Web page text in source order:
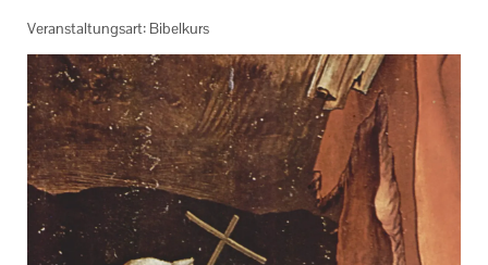
Veranstaltungsart: Bibelkurs
Veranstaltungen
Zentralveranstaltungen
Eltern Kind Gruppen
Veranstaltungen der KEB Pfaffenhofen
Veranstaltungen im Bistum Augsburg
Online Veranstaltungen